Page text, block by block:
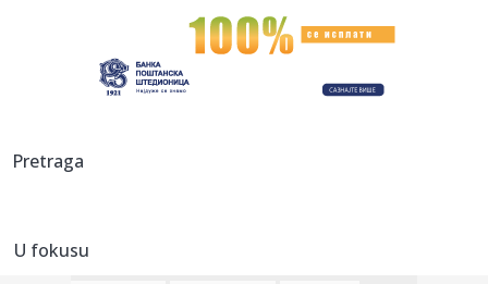
Šest znakova koji mogu ukazivati na prevaru: Obratite
11:26:Sudar vozova kod Bjelovara, ima povrijeđenih
uhap...
11:26:
Pretraga
U fokusu